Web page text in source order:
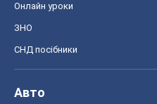
Онлайн уроки
ЗНО
СНД посібники
Авто